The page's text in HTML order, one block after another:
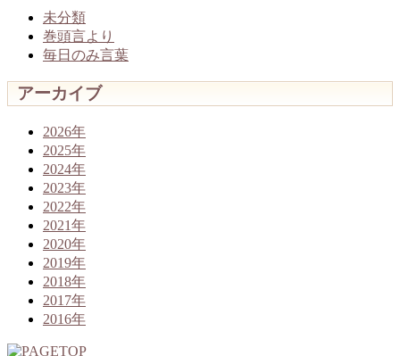
未分類
巻頭言より
毎日のみ言葉
アーカイブ
2026年
2025年
2024年
2023年
2022年
2021年
2020年
2019年
2018年
2017年
2016年